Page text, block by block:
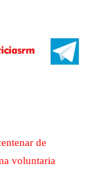
de
voluntaria